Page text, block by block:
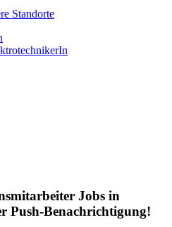
Standorte
Jobs in
Push-Benachrichtigung!